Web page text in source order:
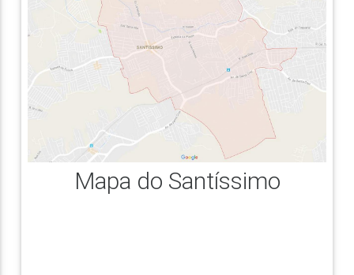
Mapa do Santíssimo